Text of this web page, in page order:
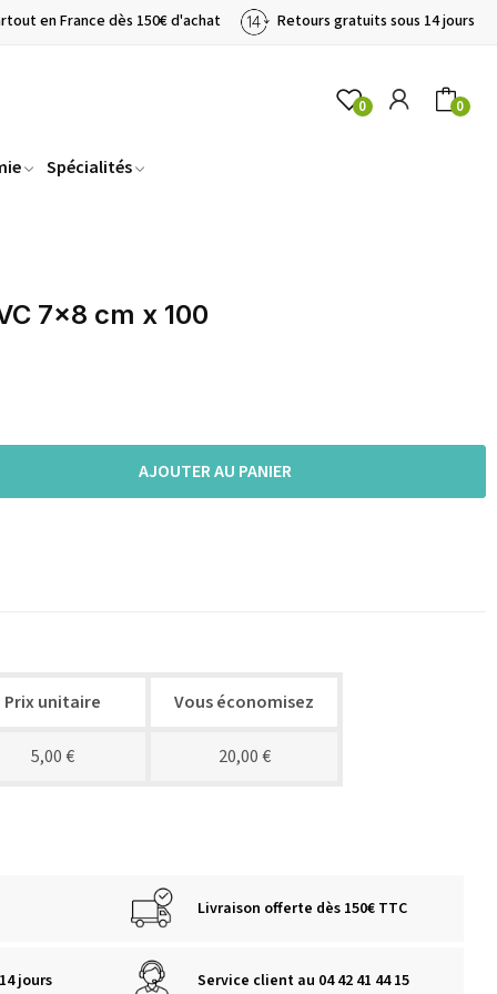
en France dès 150€ d'achat Retours gratuits sous 14 jours
0 0
Spécialités
7x8 cm x 100
AJOUTER AU PANIER
Prix unitaire Vous économisez
5,00 € 20,00 €
Livraison offerte dès 150€ TTC
jours Service client au 04 42 41 44 15